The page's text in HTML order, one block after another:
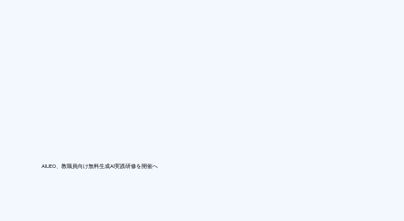
AIUEO、教職員向け無料生成AI実践研修を開催へ